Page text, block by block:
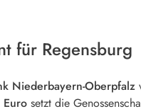
für Regensburg
Niederbayern-Oberpfalz
setzt die